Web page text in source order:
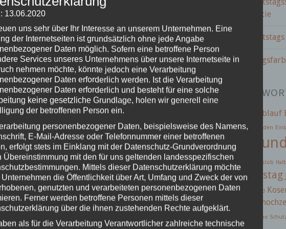
Verniedlichungen Tiernamen…
,Liste,Mucki, Schatz,Süßer,Tiger, Top |1
Spaßgarantie
ABC
Die
Ablauf
einfach
einladen
Feiern
Getränke Gotteslob
Hochzeitstag
Kommunionkind
Schmeichelsteine
13.06.2020
uns sehr über Ihr Interesse an unserem Unternehmen. Eine
der Internetseiten ist grundsätzlich ohne jede Angabe
Daten möglich. Sofern eine betroffene Person
Services unseres Unternehmens über unsere Internetseite in
nehmen möchte, könnte jedoch eine Verarbeitung
Daten erforderlich werden. Ist die Verarbeitung
Daten erforderlich und besteht für eine solche
keine gesetzliche Grundlage, holen wir generell eine
der betroffenen Person ein.
personenbezogener Daten, beispielsweise des Namens,
E-Mail-Adresse oder Telefonnummer einer betroffenen
erfolgt stets im Einklang mit der Datenschutz-Grundverordnung
Übereinstimmung mit den für uns geltenden landesspezifischen
Mittels dieser Datenschutzerklärung möchte
Unternehmen die Öffentlichkeit über Art, Umfang und Zweck der von
genutzten und verarbeiteten personenbezogenen Daten
Ferner werden betroffene Personen mittels dieser
über die ihnen zustehenden Rechte aufgeklärt.
als für die Verarbeitung Verantwortlicher zahlreiche technische